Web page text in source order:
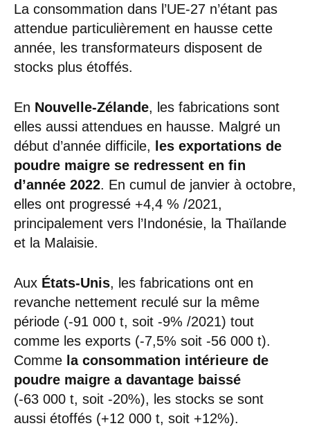
La consommation dans l’UE-27 n’étant pas
attendue particulièrement en hausse cette
année, les transformateurs disposent de
stocks plus étoffés.
En Nouvelle-Zélande, les fabrications sont
elles aussi attendues en hausse. Malgré un
début d’année difficile, les exportations de
poudre maigre se redressent en fin
d’année 2022. En cumul de janvier à octobre,
elles ont progressé +4,4 % /2021,
principalement vers l’Indonésie, la Thaïlande
et la Malaisie.
Aux États-Unis, les fabrications ont en
revanche nettement reculé sur la même
période (-91 000 t, soit -9% /2021) tout
comme les exports (-7,5% soit -56 000 t).
Comme la consommation intérieure de
poudre maigre a davantage baissé
(-63 000 t, soit -20%), les stocks se sont
aussi étoffés (+12 000 t, soit +12%).